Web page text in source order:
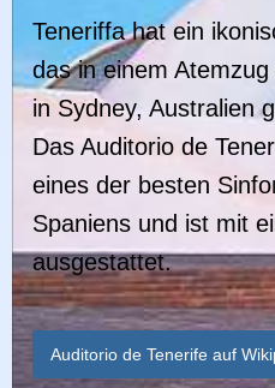
Teneriffa hat ein
das in einem
in Sydney, Australien
Das Auditorio de
eines der besten
Spaniens und ist mit
ausgestattet.
Auditorio de Tenerife auf